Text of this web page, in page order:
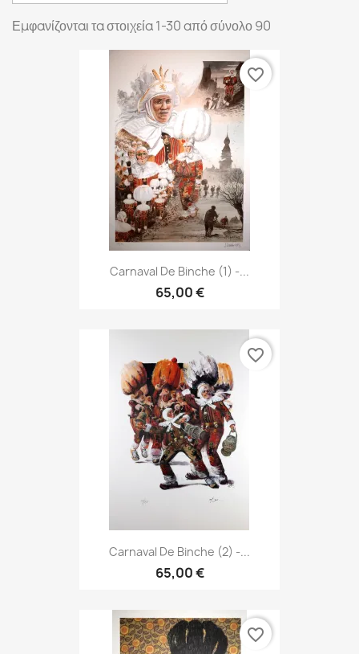
Εμφανίζονται τα στοιχεία 1-30 από σύνολο 90
Carnaval De Binche (1) -...
65,00 €
favorite_border
Carnaval De Binche (2) -...
65,00 €
favorite_border
favorite_border